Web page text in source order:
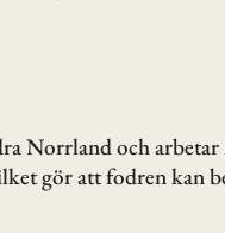
Norrland och
gör att fodren kan